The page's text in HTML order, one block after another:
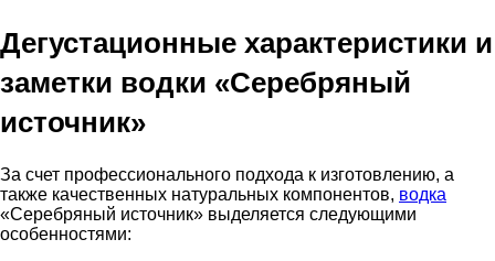
Дегустационные характеристики и
заметки водки «Серебряный
источник»
За счет профессионального подхода к изготовлению, а
также качественных натуральных компонентов, водка
«Серебряный источник» выделяется следующими
особенностями: